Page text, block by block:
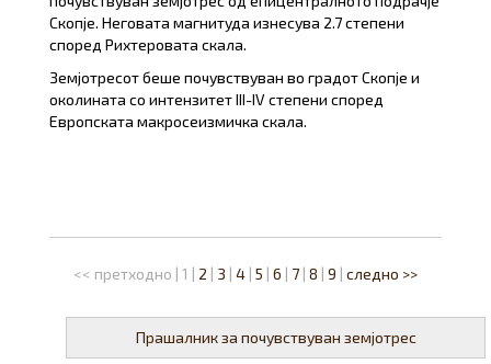
Скопје. Неговата магнитуда изнесува 2.7 степени
според Рихтеровата скала.
Земјотресот беше почувствуван во градот Скопје и
околината со интензитет III-IV степени според
Европската макросеизмичка скала.
<< претходно | 1 | 2 | 3 | 4 | 5 | 6 | 7 | 8 | 9 | следно >>
Прашалник за почувствуван земјотрес